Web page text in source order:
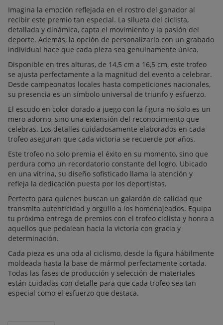
Imagina la emoción reflejada en el rostro del ganador al
recibir este premio tan especial. La silueta del ciclista,
detallada y dinámica, capta el movimiento y la pasión del
deporte. Además, la opción de personalizarlo con un grabado
individual hace que cada pieza sea genuinamente única.
Disponible en tres alturas, de 14,5 cm a 16,5 cm, este trofeo
se ajusta perfectamente a la magnitud del evento a celebrar.
Desde campeonatos locales hasta competiciones nacionales,
su presencia es un símbolo universal de triunfo y esfuerzo.
El escudo en color dorado a juego con la figura no solo es un
mero adorno, sino una extensión del reconocimiento que
celebras. Los detalles cuidadosamente elaborados en cada
trofeo aseguran que cada victoria se recuerde por años.
Este trofeo no solo premia el éxito en su momento, sino que
perdura como un recordatorio constante del logro. Ubicado
en una vitrina, su diseño sofisticado llama la atención y
refleja la dedicación puesta por los deportistas.
Perfecto para quienes buscan un galardón de calidad que
transmita autenticidad y orgullo a los homenajeados. Equipa
tu próxima entrega de premios con el trofeo ciclista y honra a
aquellos que pedalean hacia la victoria con gracia y
determinación.
Cada pieza es una oda al ciclismo, desde la figura hábilmente
moldeada hasta la base de mármol perfectamente cortada.
Todas las fases de producción y selección de materiales
están cuidadas con detalle para que cada trofeo sea tan
especial como el esfuerzo que destaca.